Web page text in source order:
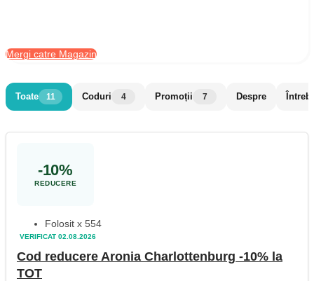
Mergi catre Magazin
Toate 11 Coduri 4 Promoții 7 Despre
-10%
REDUCERE
VERIFICAT 02.08.2026
Folosit x 554
Cod reducere Aronia Charlottenburg -10% la
TOT